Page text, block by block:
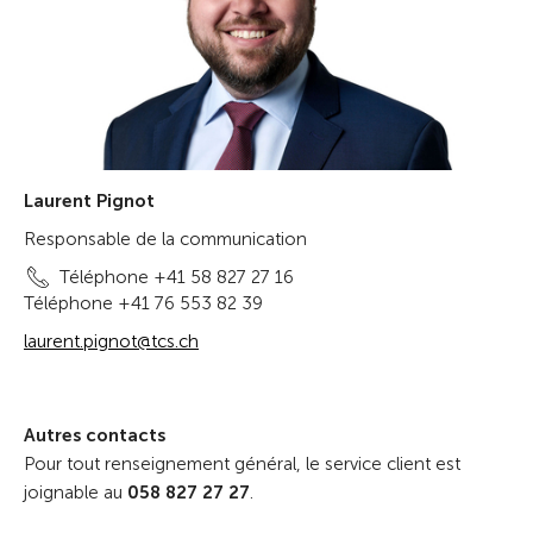
Laurent Pignot
Responsable de la communication
Téléphone +41 58 827 27 16
Téléphone +41 76 553 82 39
laurent.pignot@tcs.ch
Autres contacts
Pour tout renseignement général, le service client est
joignable au 058 827 27 27.